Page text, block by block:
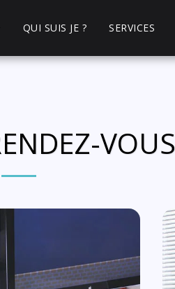
QUI SUIS JE ? SERVICES
VOUS